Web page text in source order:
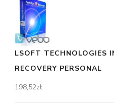
LSOFT TECHNOLOGIES
RECOVERY PERSONAL
198,52zł